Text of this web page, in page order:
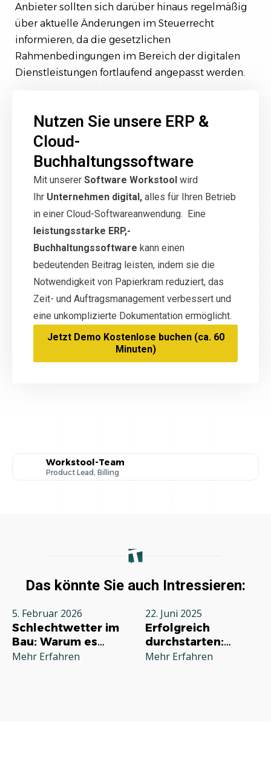
Anbieter sollten sich darüber hinaus regelmäßig
über aktuelle Änderungen im Steuerrecht
informieren, da die gesetzlichen
Rahmenbedingungen im Bereich der digitalen
Dienstleistungen fortlaufend angepasst werden.
Nutzen Sie unsere ERP &
Cloud-
Buchhaltungssoftware
Mit unserer Software Workstool wird
Ihr Unternehmen digital, alles für Ihren Betrieb
in einer Cloud-Softwareanwendung. Eine
leistungsstarke ERP,-
Buchhaltungssoftware kann einen
bedeutenden Beitrag leisten, indem sie die
Notwendigkeit von Papierkram reduziert, das
Zeit- und Auftragsmanagement verbessert und
eine unkomplizierte Dokumentation ermöglicht.
Jetzt Demo Kostenlose buchen (ca. 60
Minuten)
Workstool-Team
Product Lead, Billing
Das könnte Sie auch Intressieren:
5. Februar 2026
Schlechtwetter im
Bau: Warum es
jeden Betrieb
Mehr Erfahren
22. Juni 2025
Erfolgreich
durchstarten:
Deine
Mehr Erfahren